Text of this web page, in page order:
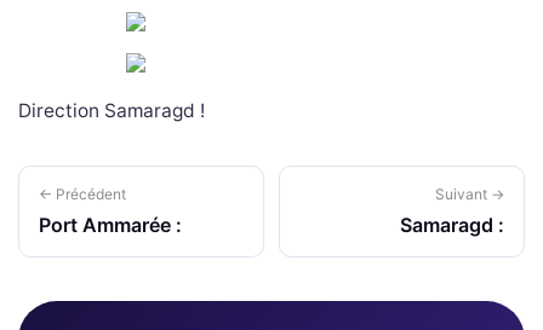
Direction Samaragd !
← Précédent
Port Ammarée :
Suivant →
Samaragd :